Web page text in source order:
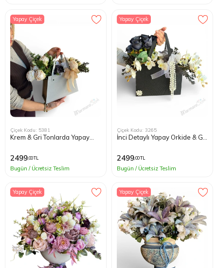
Yapay Çiçek
Çiçek Kodu: 5381
Krem & Gri Tonlarda Yapay
2499,00 TL
Bugün / Ücretsiz Teslim
Yapay Çiçek
Çiçek Kodu: 3265
İnci Detaylı Yapay Orkide & Gül
2499,00 TL
Bugün / Ücretsiz Teslim
Yapay Çiçek Yapay Çiçek